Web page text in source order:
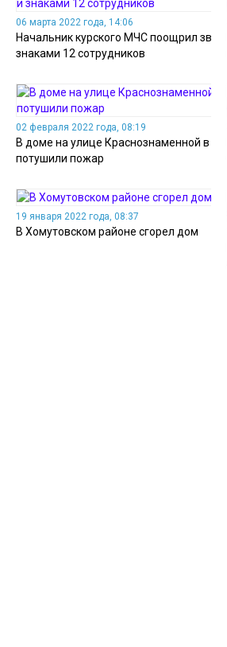
06 марта 2022 года, 14:06
Начальник курского МЧС поощрил
знаками 12 сотрудников
02 февраля 2022 года, 08:19
В доме на улице Краснознаменной в
потушили пожар
19 января 2022 года, 08:37
В Хомутовском районе сгорел дом